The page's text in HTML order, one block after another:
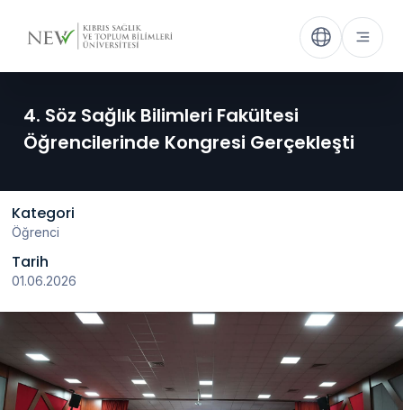
4. Söz Sağlık Bilimleri Fakültesi
Öğrencilerinde Kongresi Gerçekleşti
Kategori
Öğrenci
Tarih
01.06.2026